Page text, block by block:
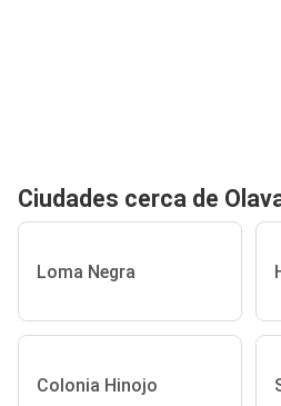
Ciudades cerca de
Loma Negra
Colonia Hinojo